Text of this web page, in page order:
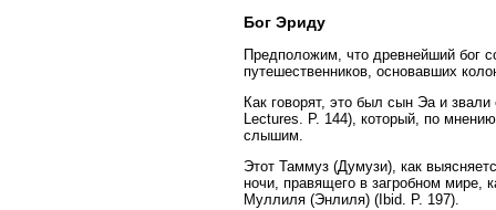
Бог Эриду
Предположим, что древнейший бог
путешественников, основавших
Как говорят, это был сын Эа и
Lectures. P. 144), который, по
слышим.
Этот Таммуз (Думузи), как
ночи, правящего в загробном мире,
Муллиля (Энлиля) (Ibid. P. 197).